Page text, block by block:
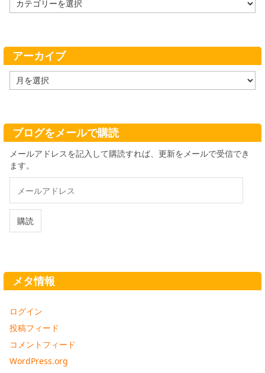
テ
ー
アーカイブ
ー
ブ
ブログをメールで購読
メールアドレスを記入して購読すれば、更新をメールで受信でき
ます。
ル
ド
購読
メタ情報
ログイン
投稿フィード
コメントフィード
WordPress.org